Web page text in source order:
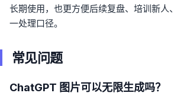
长期使用，也更方便后续复盘、培训新人
一处理口径。
常见问题
ChatGPT 图片可以无限生成吗？